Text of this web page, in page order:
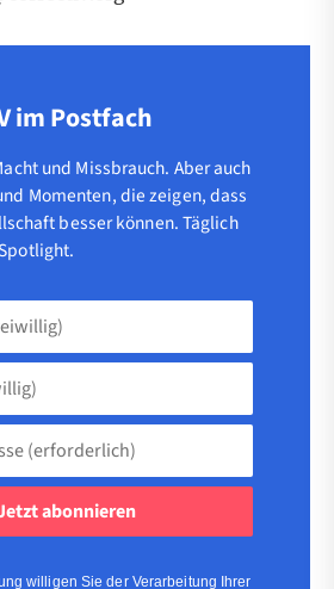
im Postfach
und Missbrauch. Aber auch
Momenten, die zeigen, dass
besser können. Täglich
willigen Sie der Verarbeitung Ihrer